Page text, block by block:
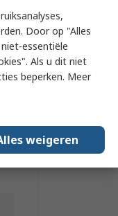
Door op "Alles
essentiële
Als u dit niet
beperken. Meer
weigeren